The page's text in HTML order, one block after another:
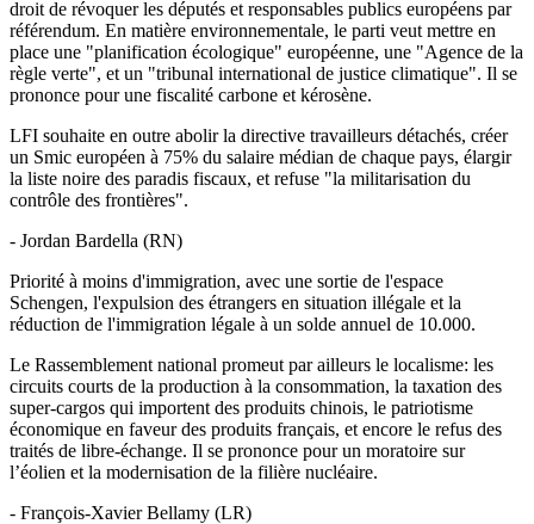
droit de révoquer les députés et responsables publics européens par
référendum. En matière environnementale, le parti veut mettre en
place une "planification écologique" européenne, une "Agence de la
règle verte", et un "tribunal international de justice climatique". Il se
prononce pour une fiscalité carbone et kérosène.
LFI souhaite en outre abolir la directive travailleurs détachés, créer
un Smic européen à 75% du salaire médian de chaque pays, élargir
la liste noire des paradis fiscaux, et refuse "la militarisation du
contrôle des frontières".
- Jordan Bardella (RN)
Priorité à moins d'immigration, avec une sortie de l'espace
Schengen, l'expulsion des étrangers en situation illégale et la
réduction de l'immigration légale à un solde annuel de 10.000.
Le Rassemblement national promeut par ailleurs le localisme: les
circuits courts de la production à la consommation, la taxation des
super-cargos qui importent des produits chinois, le patriotisme
économique en faveur des produits français, et encore le refus des
traités de libre-échange. Il se prononce pour un moratoire sur
l’éolien et la modernisation de la filière nucléaire.
- François-Xavier Bellamy (LR)